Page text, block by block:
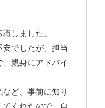
しました。
でしたが、担当
親身にアドバイ
ど、事前に知り
くれたので、自